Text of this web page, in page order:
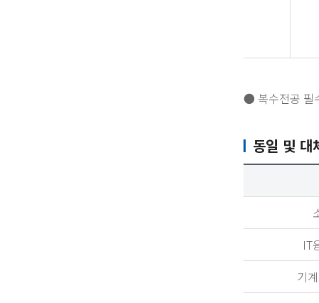
● 복수전공 필
동일 및 대
IT
기